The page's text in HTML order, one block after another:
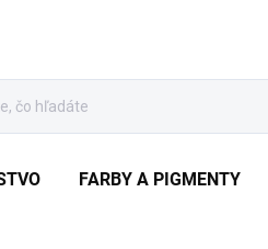
FARBY A PIGMENTY